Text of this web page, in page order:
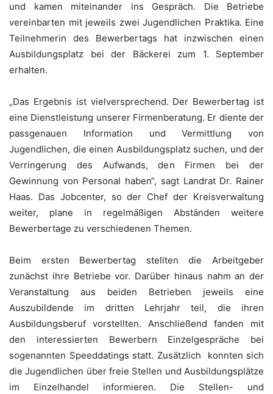
und kamen miteinander ins Gespräch. Die Betriebe
vereinbarten mit jeweils zwei Jugendlichen Praktika. Eine
Teilnehmerin des Bewerbertags hat inzwischen einen
Ausbildungsplatz bei der Bäckerei zum 1. September
erhalten.
„Das Ergebnis ist vielversprechend. Der Bewerbertag ist
eine Dienstleistung unserer Firmenberatung. Er diente der
passgenauen Information und Vermittlung von
Jugendlichen, die einen Ausbildungsplatz suchen, und der
Verringerung des Aufwands, den Firmen bei der
Gewinnung von Personal haben“, sagt Landrat Dr. Rainer
Haas. Das Jobcenter, so der Chef der Kreisverwaltung
weiter, plane in regelmäßigen Abständen weitere
Bewerbertage zu verschiedenen Themen.
Beim ersten Bewerbertag stellten die Arbeitgeber
zunächst ihre Betriebe vor. Darüber hinaus nahm an der
Veranstaltung aus beiden Betrieben jeweils eine
Auszubildende im dritten Lehrjahr teil, die ihren
Ausbildungsberuf vorstellten. Anschließend fanden mit
den interessierten Bewerbern Einzelgespräche bei
sogenannten Speeddatings statt. Zusätzlich konnten sich
die Jugendlichen über freie Stellen und Ausbildungsplätze
im Einzelhandel informieren. Die Stellen- und